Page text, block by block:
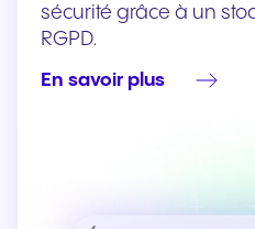
sécurité grâce à un
RGPD.
En savoir plus